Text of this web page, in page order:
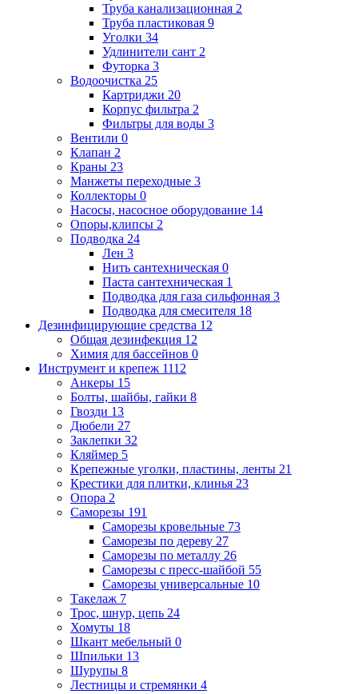
Труба канализационная 2
Труба пластиковая 9
Уголки 34
Удлинители сант 2
Футорка 3
Водоочистка 25
Картриджи 20
Корпус фильтра 2
Фильтры для воды 3
Вентили 0
Клапан 2
Краны 23
Манжеты переходные 3
Коллекторы 0
Насосы, насосное оборудование 14
Опоры,клипсы 2
Подводка 24
Лен 3
Нить сантехническая 0
Паста сантехническая 1
Подводка для газа сильфонная 3
Подводка для смесителя 18
Дезинфицирующие средства 12
Общая дезинфекция 12
Химия для бассейнов 0
Инструмент и крепеж 1112
Анкеры 15
Болты, шайбы, гайки 8
Гвозди 13
Дюбели 27
Заклепки 32
Кляймер 5
Крепежные уголки, пластины, ленты 21
Крестики для плитки, клинья 23
Опора 2
Саморезы 191
Саморезы кровельные 73
Саморезы по дереву 27
Саморезы по металлу 26
Саморезы с пресс-шайбой 55
Саморезы универсальные 10
Такелаж 7
Трос, шнур, цепь 24
Хомуты 18
Шкант мебельный 0
Шпильки 13
Шурупы 8
Лестницы и стремянки 4